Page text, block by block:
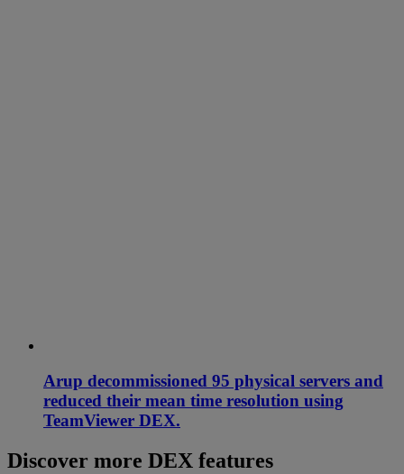
Arup decommissioned 95 physical servers and
reduced their mean time resolution using
TeamViewer DEX.
Discover more DEX features